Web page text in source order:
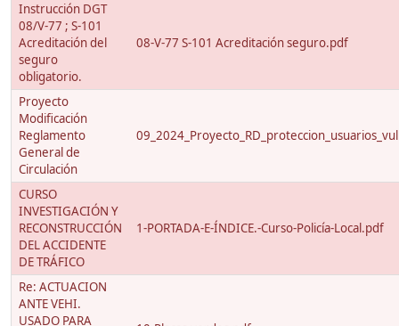
Instrucción DGT
08/V-77 ; S-101
Acreditación del
seguro
obligatorio.
08-V-77 S-101 Acreditación seguro.pdf
Proyecto
Modificación
Reglamento
General de
Circulación
CURSO
INVESTIGACIÓN Y
RECONSTRUCCIÓN
DEL ACCIDENTE
DE TRÁFICO
1-PORTADA-E-ÍNDICE.-Curso-Policía-Local.pdf
Re: ACTUACION
ANTE VEHI.
USADO PARA